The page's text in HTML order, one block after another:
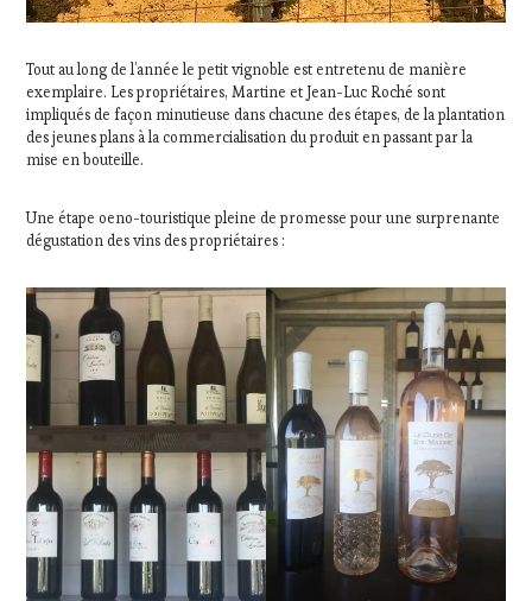
Tout au long de l’année le petit vignoble est entretenu de manière
exemplaire. Les propriétaires, Martine et Jean-Luc Roché sont
impliqués de façon minutieuse dans chacune des étapes, de la plantation
des jeunes plans à la commercialisation du produit en passant par la
mise en bouteille.
Une étape oeno-touristique pleine de promesse pour une surprenante
dégustation des vins des propriétaires :